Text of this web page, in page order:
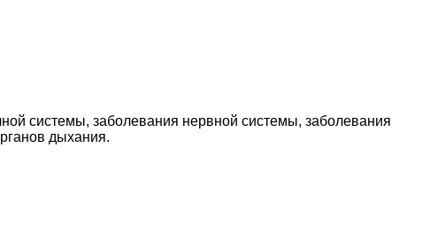
системы, заболевания нервной системы, заболевания
дыхания.